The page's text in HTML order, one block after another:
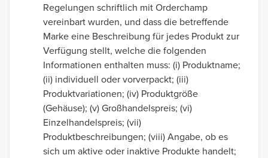
Regelungen schriftlich mit Orderchamp
vereinbart wurden, und dass die betreffende
Marke eine Beschreibung für jedes Produkt zur
Verfügung stellt, welche die folgenden
Informationen enthalten muss: (i) Produktname;
(ii) individuell oder vorverpackt; (iii)
Produktvariationen; (iv) Produktgröße
(Gehäuse); (v) Großhandelspreis; (vi)
Einzelhandelspreis; (vii)
Produktbeschreibungen; (viii) Angabe, ob es
sich um aktive oder inaktive Produkte handelt;